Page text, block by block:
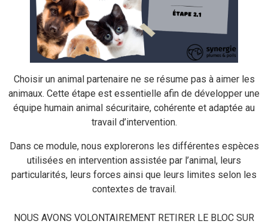
Choisir un animal partenaire ne se résume pas à aimer les
animaux. Cette étape est essentielle afin de développer une
équipe humain animal sécuritaire, cohérente et adaptée au
travail d’intervention.
Dans ce module, nous explorerons les différentes espèces
utilisées en intervention assistée par l’animal, leurs
particularités, leurs forces ainsi que leurs limites selon les
contextes de travail.
NOUS AVONS VOLONTAIREMENT RETIRER LE BLOC SUR